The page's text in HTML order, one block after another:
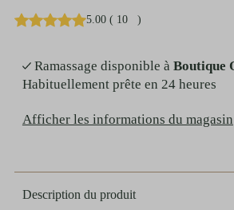
5.00 ( 10 )
Ramassage disponible àBoutique
Habituellement prête en 24 heures
Afficher les informations du magasin
Description du produit